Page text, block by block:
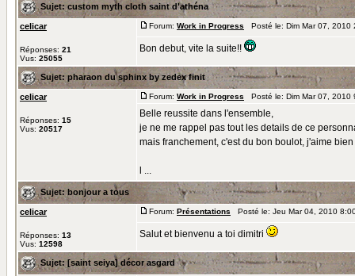
Sujet: custom myth cloth saint d'athéna
celicar
Réponses: 21
Vus: 25055
Forum: Work in Progress Posté le: Dim Mar 07,
Bon debut, vite la suite!!
Sujet: pharaon du sphinx by zedex finit
celicar
Réponses: 15
Vus: 20517
Forum: Work in Progress Posté le: Dim Mar 07,
Belle reussite dans l'ensemble,
je ne me rappel pas tout les details de ce
mais franchement, c'est du bon boulot, j'aime
l ...
Sujet: bonjour a tous
celicar
Réponses: 13
Vus: 12598
Forum: Présentations Posté le: Jeu Mar 04, 2010
Salut et bienvenu a toi dimitri
Sujet: [saint seiya] décor asgard